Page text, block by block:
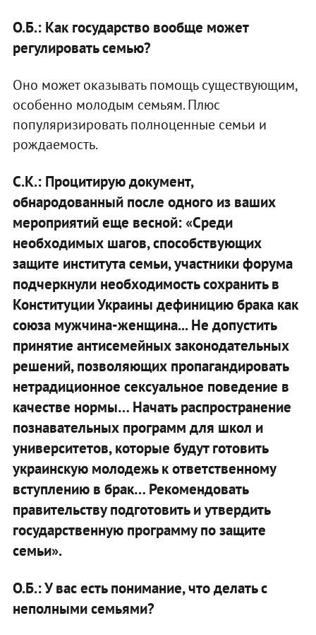
О.Б.: Как государство вообще может
регулировать семью?
Оно может оказывать помощь существующим,
особенно молодым семьям. Плюс
популяризировать полноценные семьи и
рождаемость.
С.К.: Процитирую документ,
обнародованный после одного из ваших
мероприятий еще весной: «Среди
необходимых шагов, способствующих
защите института семьи, участники форума
подчеркнули необходимость сохранить в
Конституции Украины дефиницию брака как
союза мужчина-женщина... Не допустить
принятие антисемейных законодательных
решений, позволяющих пропагандировать
нетрадиционное сексуальное поведение в
качестве нормы… Начать распространение
познавательных программ для школ и
университетов, которые будут готовить
украинскую молодежь к ответственному
вступлению в брак… Рекомендовать
правительству подготовить и утвердить
государственную программу по защите
семьи».
О.Б.: У вас есть понимание, что делать с
неполными семьями?